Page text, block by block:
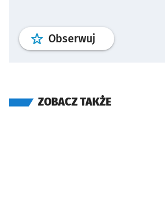
Obserwuj profil
ZOBACZ TAKŻE